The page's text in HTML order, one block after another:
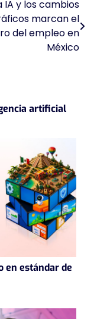
IA y los cambios
marcan el
del empleo en
México
artificial
en estándar de